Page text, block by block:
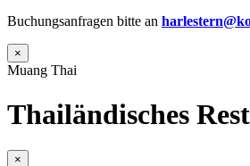
Buchungsanfragen bitte an
×
Muang Thai
Thailändisches
×